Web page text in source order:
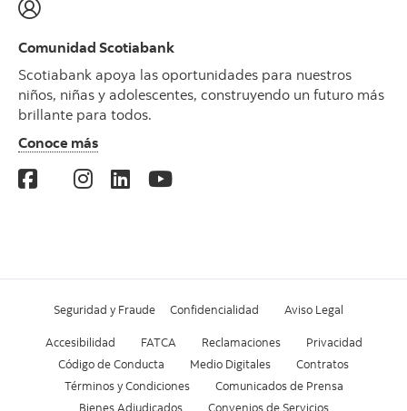
Comunidad Scotiabank
Scotiabank apoya las oportunidades para nuestros
niños, niñas y adolescentes, construyendo un futuro más
brillante para todos.
Conoce más
Seguridad y Fraude Confidencialidad Aviso Legal
Accesibilidad FATCA Reclamaciones
Privacidad
Código de Conducta
Medio Digitales
Contratos
Términos y Condiciones
Comunicados de Prensa
Bienes Adjudicados
Convenios de Servicios